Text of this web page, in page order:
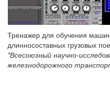
Тренажер для обучения
длинносоставных грузовых
"Всесоюзный научно-
железнодорожного